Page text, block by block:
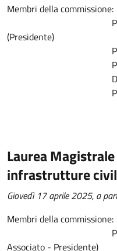
Membri della commissione:
Prof.
(Presidente)
Prof.
Prof.ssa
Dott.
Prof. Paolo
Laurea
infrastrutture
Giovedì 17 aprile 2025, a
Membri della commissione:
Prof.
Associato - Presidente)